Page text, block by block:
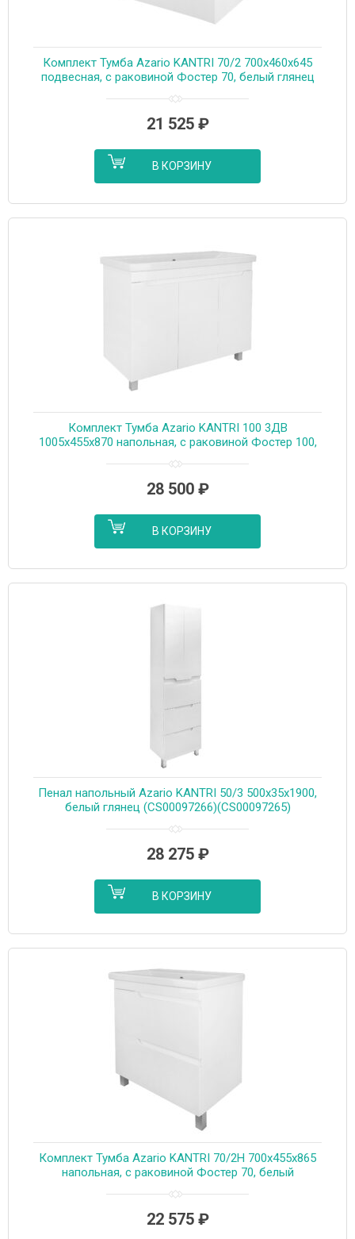
Комплект Тумба Azario KANTRI 70/2 700х460х645
подвесная, с раковиной Фостер 70, белый глянец
21 525 ₽
В КОРЗИНУ
Комплект Тумба Azario KANTRI 100 3ДВ
1005х455х870 напольная, с раковиной Фостер 100,
28 500 ₽
В КОРЗИНУ
Пенал напольный Azario KANTRI 50/3 500х35х1900,
белый глянец (CS00097266)(CS00097265)
28 275 ₽
В КОРЗИНУ
Комплект Тумба Azario KANTRI 70/2Н 700х455х865
напольная, с раковиной Фостер 70, белый
22 575 ₽